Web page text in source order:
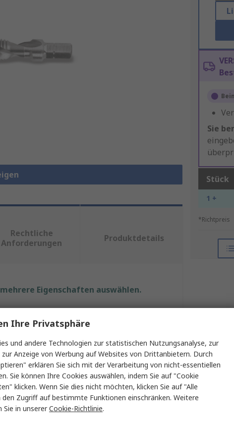
Sie
Stück
1 +
*Richtpreis
Rechtliche
Anforderungen
Produktdetails
Eigenschaften auswählen.
Bohrer
HSS
2
Ihre Privatsphäre
und andere Technologien zur statistischen Nutzungsanalyse, zur
zur Anzeige von Werbung auf Websites von Drittanbietern. Durch
erklären Sie sich mit der Verarbeitung von nicht-essentiellen
Sie können Ihre Cookies auswählen, indem Sie auf "Cookie
klicken. Wenn Sie dies nicht möchten, klicken Sie auf "Alle
den Zugriff auf bestimmte Funktionen einschränken. Weitere
in unsererCookie-Richtlinie.